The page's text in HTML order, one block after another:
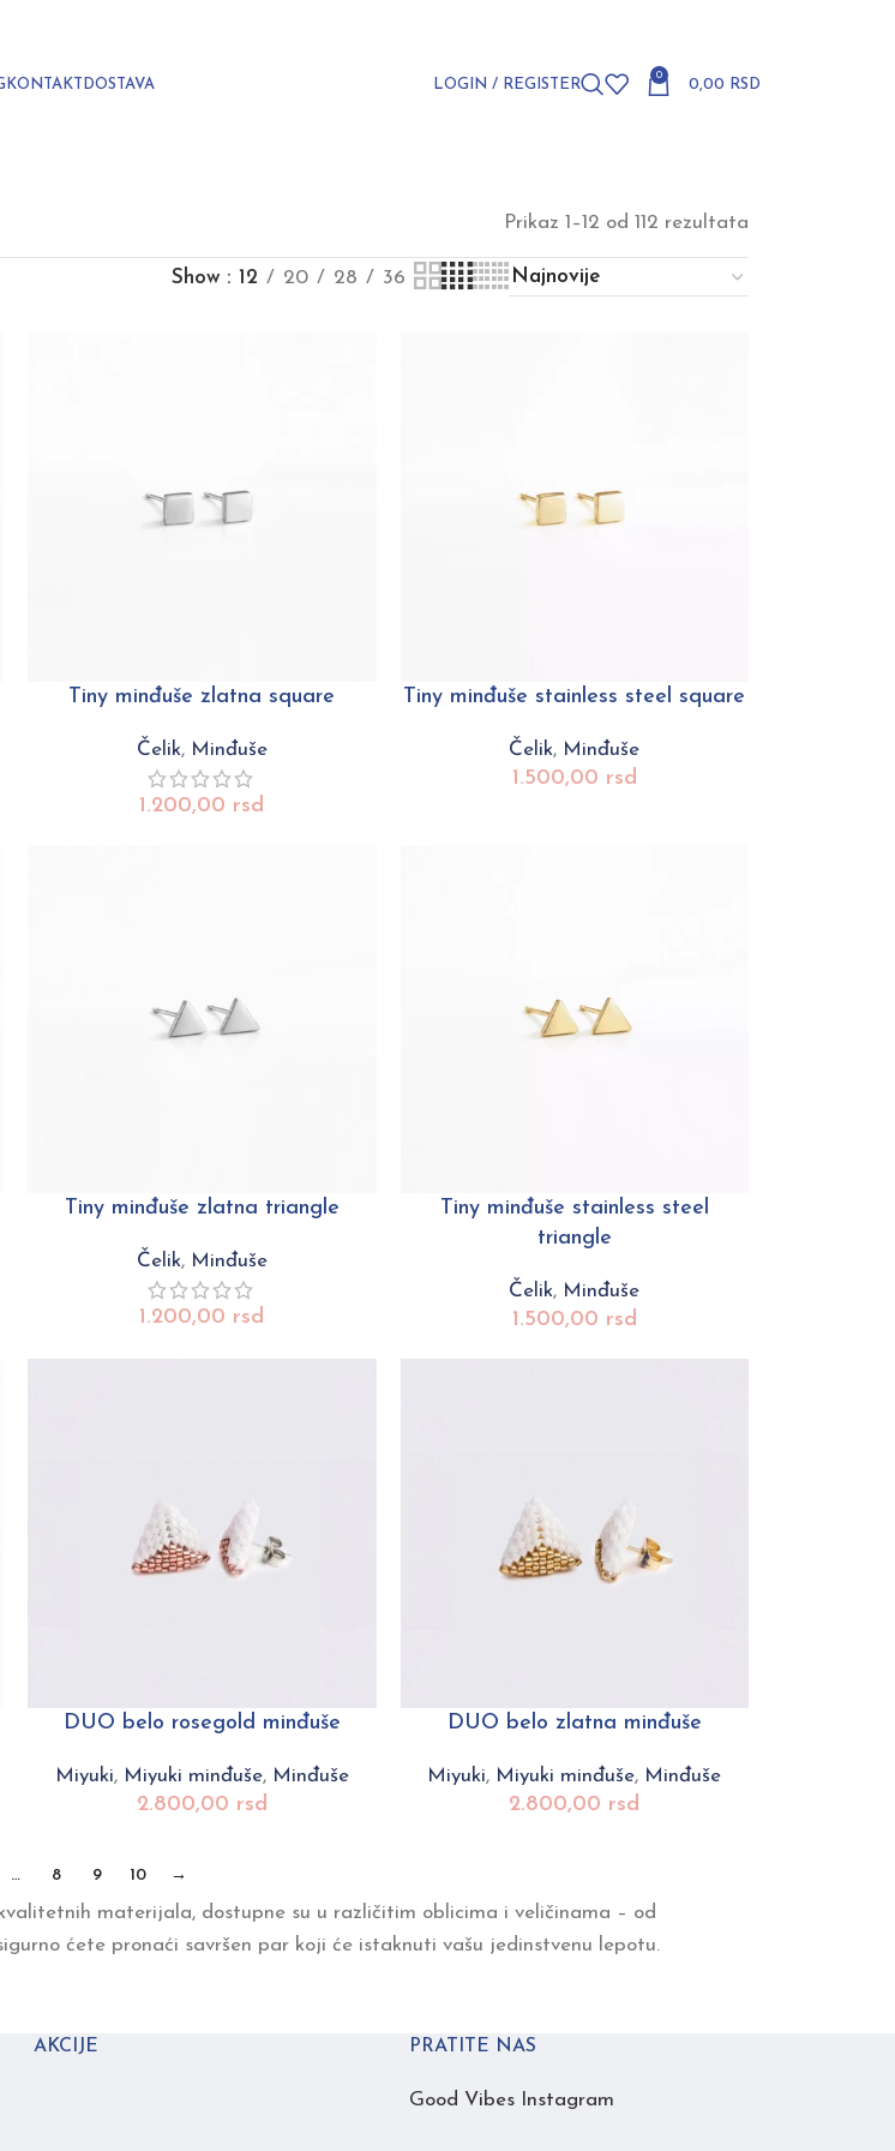
KONTAKT DOSTAVA LOGIN / REGISTER
0
0,00 RSD
Prikaz 1–12 od 112 rezultata
Show 12 20 28 36
Tiny minđuše zlatna square
Čelik, Minđuše
1.200,00 rsd
Tiny minđuše stainless steel square
Čelik, Minđuše
1.500,00 rsd
Tiny minđuše zlatna triangle
Čelik, Minđuše
1.200,00 rsd
Tiny minđuše stainless steel
triangle
Čelik, Minđuše
1.500,00 rsd
DUO belo rosegold minđuše
Miyuki, Miyuki minđuše, Minđuše
2.800,00 rsd
DUO belo zlatna minđuše
Miyuki, Miyuki minđuše, Minđuše
2.800,00 rsd
… 8 9 10 →
materijala, dostupne su u različitim oblicima i veličinama – od
ćete pronaći savršen par koji će istaknuti vašu jedinstvenu lepotu.
AKCIJE PRATITE NAS
Good Vibes Instagram